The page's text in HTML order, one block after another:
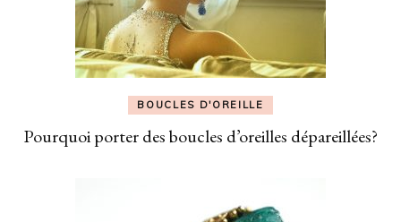
BOUCLES D'OREILLE
Pourquoi porter des boucles d’oreilles dépareillées?